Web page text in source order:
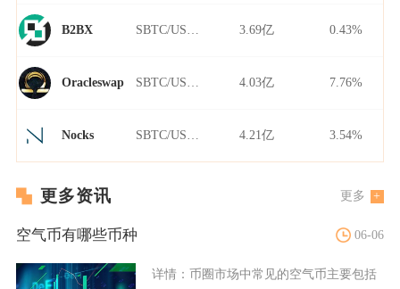
B2BX 3.69亿 0.43%
Oracleswap 4.03亿 7.76%
Nocks 4.21亿 3.54%
更多资讯 更多
空气币有哪些币种 06-06
详情： 币圈市场中常见的空气币主要包括